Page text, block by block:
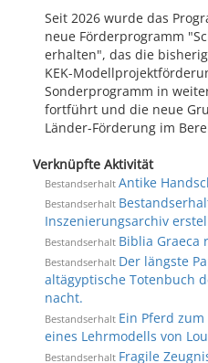
Seit 2026 wurde das
neue Förderprogramm
erhalten", das die
KEK-
Sonderprogramm in
fortführt und die neue
Länder-Förderung im
Verknüpfte Aktivität
Bestandserhalt Antike
Bestandserhalt
Inszenierungsarchiv
Bestandserhalt Biblia Graeca
Bestandserhalt Der längste
altägyptische Totenbuch
nacht.
Bestandserhalt Ein Pferd
eines Lehrmodells von
Bestandserhalt Fragile